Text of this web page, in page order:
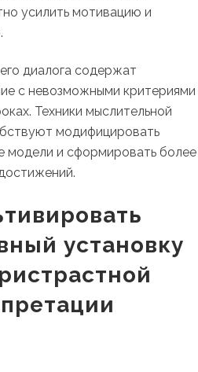
усилить мотивацию и
диалога содержат
с невозможными критериями
Техники мыслительной
модифицировать
модели и сформировать более
установку